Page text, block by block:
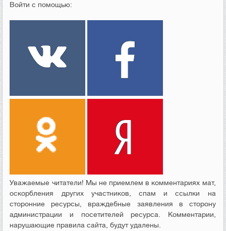
Войти с помощью:
Уважаемые читатели! Мы не приемлем в комментариях мат,
оскорбления других участников, спам и ссылки на
сторонние ресурсы, враждебные заявления в сторону
администрации и посетителей ресурса. Комментарии,
нарушающие правила сайта, будут удалены.